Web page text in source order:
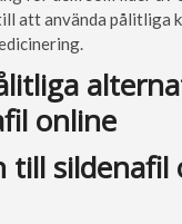
att använda pålitliga
online
sildenafil